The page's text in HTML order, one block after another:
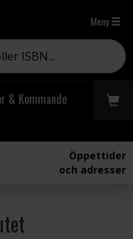
Meny
& Kommande
Öppettider
och adresser